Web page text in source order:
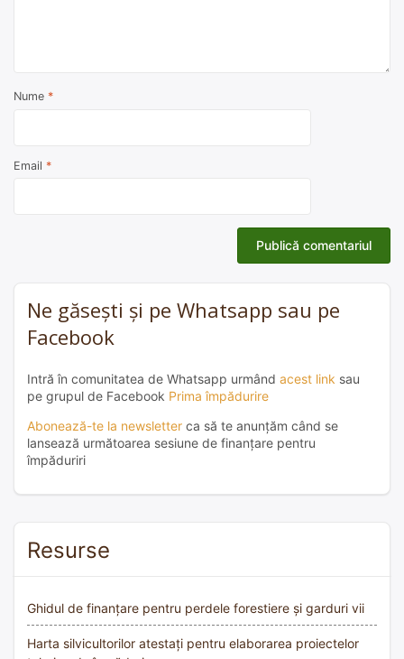
Nume *
Email *
Ne găsești și pe Whatsapp sau pe
Facebook
Intră în comunitatea de Whatsapp urmând acest link sau
pe grupul de Facebook Prima împădurire
Abonează-te la newsletter ca să te anunțăm când se
lansează următoarea sesiune de finanțare pentru
împăduriri
Resurse
Ghidul de finanțare pentru perdele forestiere și garduri vii
Harta silvicultorilor atestați pentru elaborarea proiectelor